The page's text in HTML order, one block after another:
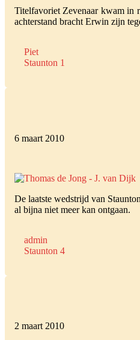
Titelfavoriet Zevenaar kwam in
achterstand bracht Erwin zijn
Piet
Staunton 1
6 maart 2010
De laatste wedstrijd van
al bijna niet meer kan ontgaan.
admin
Staunton 4
2 maart 2010